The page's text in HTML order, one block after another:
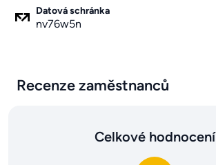
Datová schránka
nv76w5n
Recenze zaměstnanců
Celkové hodnocení